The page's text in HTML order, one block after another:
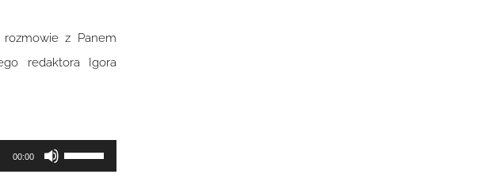
z Panem
redaktora Igora
00:00
Używaj
strzałek